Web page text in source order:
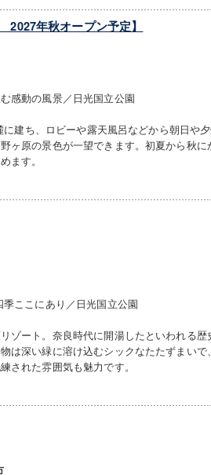
年秋オープン予定】
感動の風景／日光国立公園
建ち、ロビーや露天風呂などから朝日や
ヶ原の景色が一望できます。初夏から秋に
ます。
ここにあり／日光国立公園
ゾート。奈良時代に開湯したといわれる歴
は深い緑に溶け込むシックなたたずまいで
された雰囲気も魅力です。